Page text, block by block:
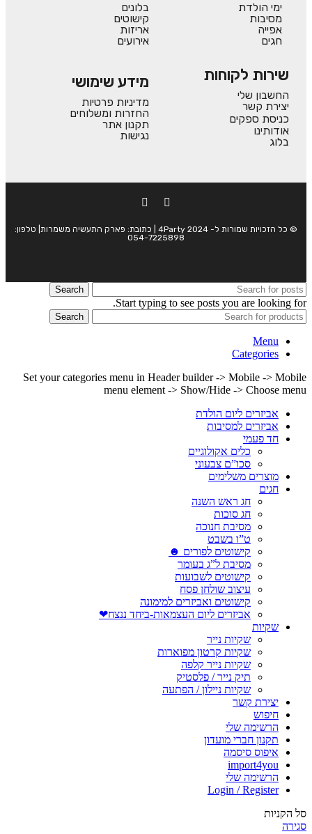
ימי הולדת
מסיבות
אפייה
חגים
בלונים
קישוטים
אריזות
אירועים
שירות לקוחות
החשבון שלי
יצירת קשר
כניסת ספקים
אודותינו
בלוג
מידע שימושי
מדיניות פרטיות
החזרות ומשלוחים
תקנון אתר
נגישות
© כל הזכויות שמורות ל- 4Party 2024 | כתובת: פארק התעשיה משמרות| טלפון:
054-7225898
Search
Start typing to see posts you are looking for.
Search
Menu
Categories
Set your categories menu in Header builder -> Mobile -> Mobile
menu element -> Show/Hide -> Choose menu
אביזרים ליום הולדת
אביזרים למסיבות
חד פעמי
כלים אקולוגיים
סכו”ם צבעוני
מוצרים משלימים
חגים
חג ראש השנה
חג סוכות
מסיבת חנוכה
ט”ו בשבט
קישוטים לפורים ☻
מסיבת ל”ג בעומר
קישוטים לשבועות
עיצוב שולחן פסח
קישוטים ואביזרים למימונה
אביזרים ליום העצמאות-ביחד ננצח❤
שקיות
שקיות נייר
שקיות קרטון מפוארות
שקיות נייר קלפה
תיק נייר / פלסטיק
שקיות ניילון / הפתעה
יצירת קשר
חיפוש
הרשימה שלי
תקנון חברי מועדון
איפוס סיסמה
import4you
הרשימה שלי
Login / Register
סל הקניות
סגירה